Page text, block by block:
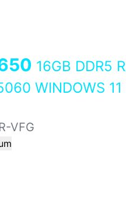
16GB DDR5
WINDOWS 11
VFG